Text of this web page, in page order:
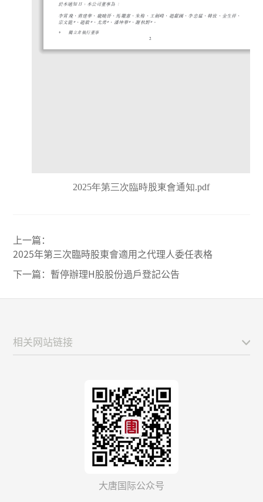
2025年第三次臨時股東會通知.pdf
上一篇：
2025年第三次臨時股東會適用之代理人委任表格
下一篇：暫停辦理H股股份過戶登記公告
大唐国际公众号
相关网站链接